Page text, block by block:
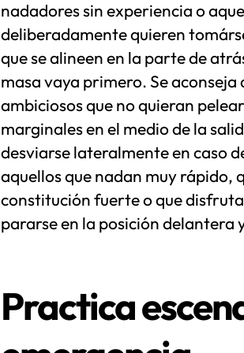
nadadores sin experiencia o
deliberadamente quieren
que se alineen en la parte de
masa vaya primero. Se aconseja
ambiciosos que no quieran
marginales en el medio de la
desviarse lateralmente en caso
aquellos que nadan muy rápido,
constitución fuerte o que
pararse en la posición delantera
Practica